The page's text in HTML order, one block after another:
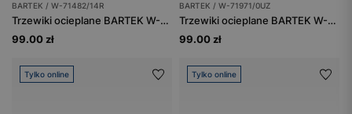
BARTEK / W-71482/14R
Trzewiki ocieplane BARTEK W-71482/14R, dla chłopców, granatowo-zielony
99.00 zł
BARTEK / W-71971/0UZ
Trzewiki ocieplane BARTEK W-71971/0UZ, dla chłopców, niebieski
99.00 zł
Tylko online Tylko online